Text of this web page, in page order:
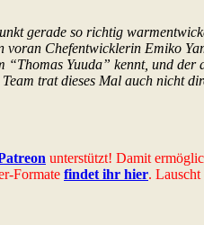
gerade so richtig
Chefentwicklerin Emiko
Yuuda” kennt, und
trat dieses Mal auch nicht
unterstützt! Damit
Formate findet ihr hier.